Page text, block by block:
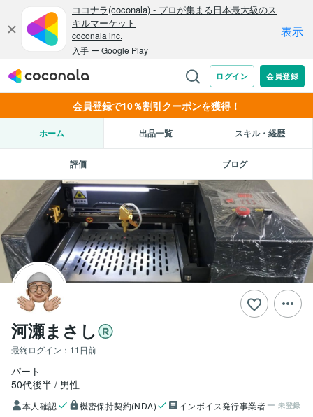
会員登録で10％割引クーポンを獲得！
ホーム 出品一覧 スキル・経歴
評価 ブログ
河瀬まさし
最終ログイン： 11日前
パート
50代後半
男性
本人確認 機密保持契約(NDA) インボイス発行事業者 未登録